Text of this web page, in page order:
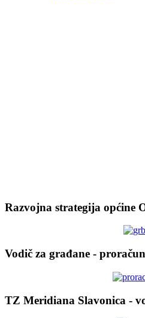
Razvojna strategija općine
Vodič za građane -
TZ Meridiana Slavonica -